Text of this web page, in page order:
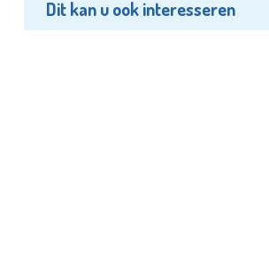
Dit kan u ook interesseren